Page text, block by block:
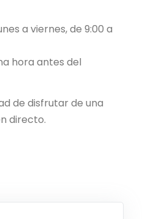
a viernes, de 9:00 a
hora antes del
de disfrutar de una
directo.